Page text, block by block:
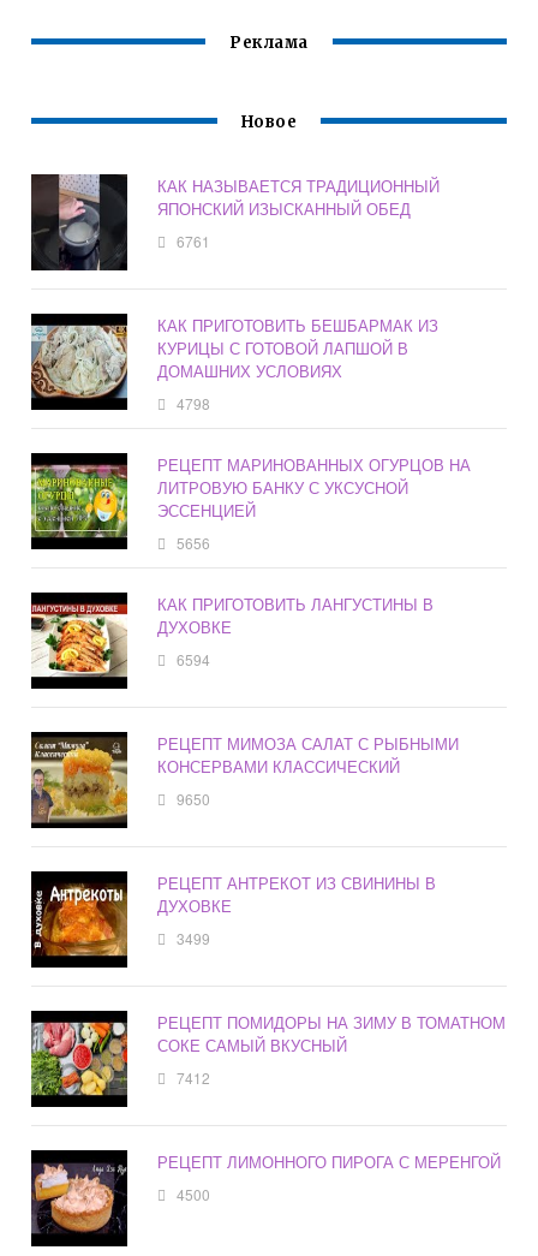
Реклама
Новое
КАК НАЗЫВАЕТСЯ ТРАДИЦИОННЫЙ
ЯПОНСКИЙ ИЗЫСКАННЫЙ ОБЕД
6761
КАК ПРИГОТОВИТЬ БЕШБАРМАК ИЗ
КУРИЦЫ С ГОТОВОЙ ЛАПШОЙ В
ДОМАШНИХ УСЛОВИЯХ
4798
РЕЦЕПТ МАРИНОВАННЫХ ОГУРЦОВ НА
ЛИТРОВУЮ БАНКУ С УКСУСНОЙ
ЭССЕНЦИЕЙ
5656
КАК ПРИГОТОВИТЬ ЛАНГУСТИНЫ В
ДУХОВКЕ
6594
РЕЦЕПТ МИМОЗА САЛАТ С РЫБНЫМИ
КОНСЕРВАМИ КЛАССИЧЕСКИЙ
9650
РЕЦЕПТ АНТРЕКОТ ИЗ СВИНИНЫ В
ДУХОВКЕ
3499
РЕЦЕПТ ПОМИДОРЫ НА ЗИМУ В ТОМАТНОМ
СОКЕ САМЫЙ ВКУСНЫЙ
7412
РЕЦЕПТ ЛИМОННОГО ПИРОГА С МЕРЕНГОЙ
4500